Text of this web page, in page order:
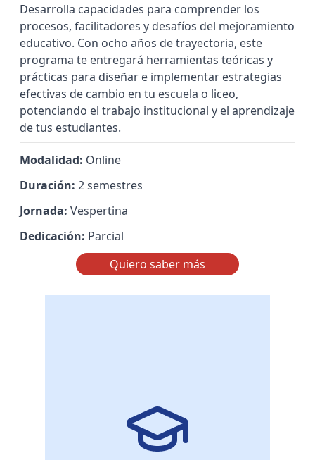
Desarrolla capacidades para comprender los
procesos, facilitadores y desafíos del mejoramiento
educativo. Con ocho años de trayectoria, este
programa te entregará herramientas teóricas y
prácticas para diseñar e implementar estrategias
efectivas de cambio en tu escuela o liceo,
potenciando el trabajo institucional y el aprendizaje
de tus estudiantes.
Modalidad: Online
Duración: 2 semestres
Jornada: Vespertina
Dedicación: Parcial
Quiero saber más